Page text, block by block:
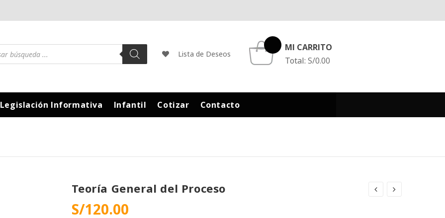
Lista de Deseos
MI CARRITO
Total: S/0.00
Legislación Informativa Infantil Cotizar Contacto
Teoría General del Proceso
S/120.00